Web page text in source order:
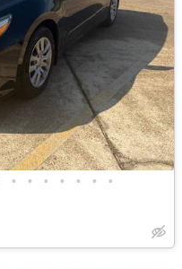
• • • • • • •